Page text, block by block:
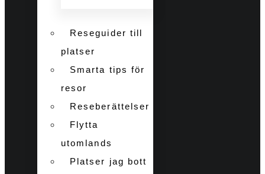
Reseguider till
platser
Smarta tips för
resor
Reseberättelser
Flytta
utomlands
Platser jag bott